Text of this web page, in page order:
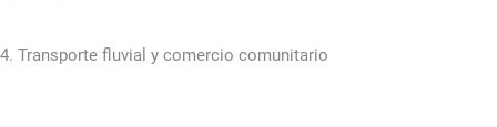
4. Transporte fluvial y comercio comunitario